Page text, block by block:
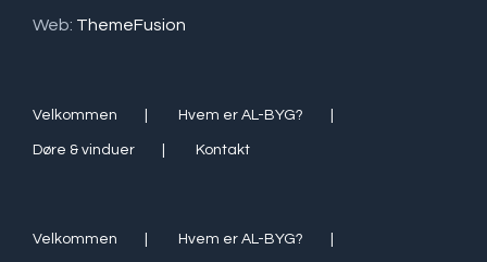
Web: ThemeFusion
Velkommen Hvem er AL-BYG?
Døre & vinduer Kontakt
Velkommen Hvem er AL-BYG?